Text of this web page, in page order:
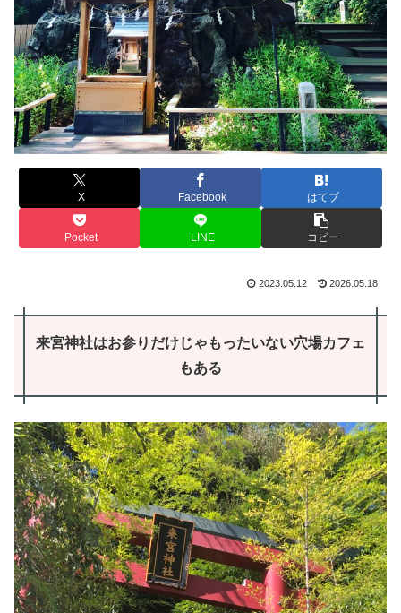
X Facebook はてブ
Pocket LINE コピー
2023.05.12 2026.05.18
来宮神社はお参りだけじゃもったいない穴場カフェ
もある